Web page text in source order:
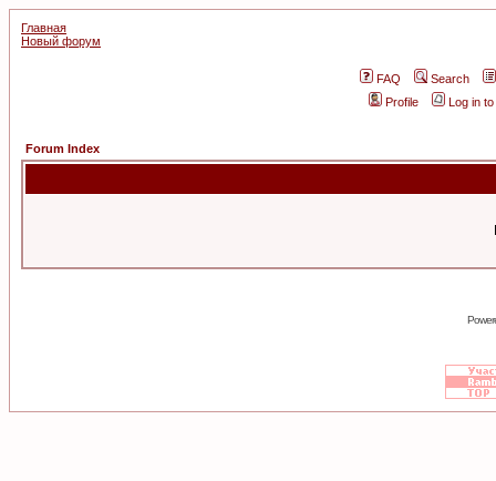
Главная
Новый форум
FAQ
Search
Profile
Log in
Forum Index